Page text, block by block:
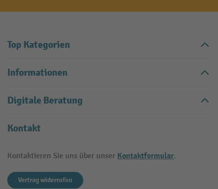
Top Kategorien
Informationen
Digitale Beratung
Kontakt
Kontaktieren Sie uns über unser Kontaktformular.
Vertrag widerrufen